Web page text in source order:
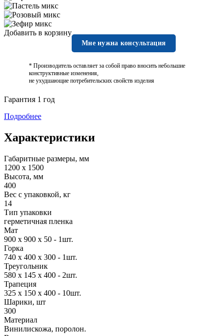
Добавить в корзину
Мне нужна консультация
* Производитель оставляет за собой право вносить небольшие
конструктивные изменения,
не ухудшающие потребительских свойств изделия
Гарантия 1 год
Подробнее
Характеристики
Габаритные размеры, мм
1200 x 1500
Высота, мм
400
Вес с упаковкой, кг
14
Тип упаковки
герметичная пленка
Мат
900 х 900 х 50 - 1шт.
Горка
740 х 400 х 300 - 1шт.
Треугольник
580 х 145 х 400 - 2шт.
Трапеция
325 х 150 х 400 - 10шт.
Шарики, шт
300
Материал
Винилискожа, поролон.